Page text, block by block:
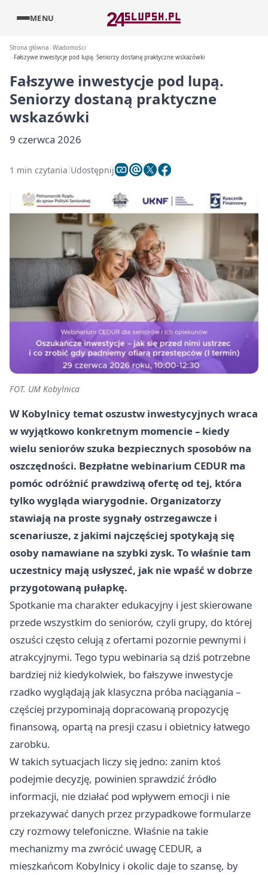
MENU
Strona główna Wiadomości
Fałszywe inwestycje pod lupą. Seniorzy dostaną praktyczne wskazówki
Fałszywe inwestycje pod lupą.
Seniorzy dostaną praktyczne
wskazówki
9 czerwca 2026
1 min czytania Udostępnij
FOT. UM Kobylnica
W Kobylnicy temat oszustw inwestycyjnych wraca
w wyjątkowo konkretnym momencie – kiedy
wielu seniorów szuka bezpiecznych sposobów na
oszczędności. Bezpłatne webinarium CEDUR ma
pomóc odróżnić prawdziwą ofertę od tej, która
tylko wygląda wiarygodnie. Organizatorzy
stawiają na proste sygnały ostrzegawcze i
scenariusze, z jakimi najczęściej spotykają się
osoby namawiane na szybki zysk. To właśnie tam
uczestnicy mają usłyszeć, jak nie wpaść w dobrze
przygotowaną pułapkę.
Spotkanie ma charakter edukacyjny i jest skierowane
przede wszystkim do seniorów, czyli grupy, do której
oszuści często celują z ofertami pozornie pewnymi i
atrakcyjnymi. Tego typu webinaria są dziś potrzebne
bardziej niż kiedykolwiek, bo fałszywe inwestycje
rzadko wyglądają jak klasyczna próba naciągania –
częściej przypominają dopracowaną propozycję
finansową, opartą na presji czasu i obietnicy łatwego
zarobku.
W takich sytuacjach liczy się jedno: zanim ktoś
podejmie decyzję, powinien sprawdzić źródło
informacji, nie działać pod wpływem emocji i nie
przekazywać danych przez przypadkowe formularze
czy rozmowy telefoniczne. Właśnie na takie
mechanizmy ma zwrócić uwagę CEDUR, a
mieszkańcom Kobylnicy i okolic daje to szansę, by